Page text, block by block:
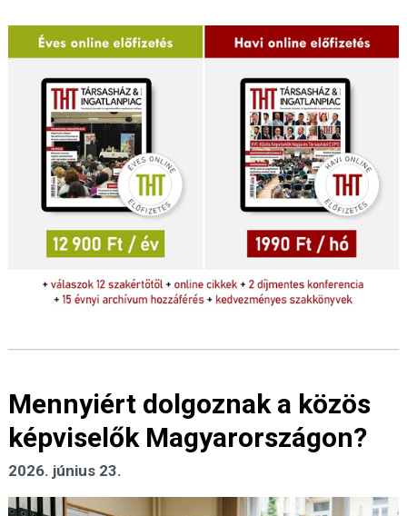
Mennyiért dolgoznak a közös
képviselők Magyarországon?
2026. június 23.